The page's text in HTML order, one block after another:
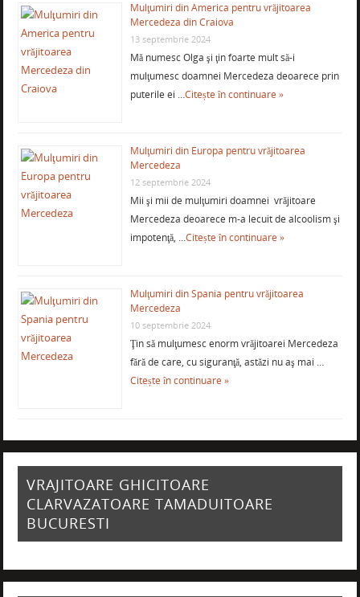
Mulţumiri din America pentru vrăjitoarea
Mercedeza din Craiova
13 septembrie 2024
Mă numesc Olga şi ţin foarte mult să-i
mulţumesc doamnei Mercedeza deoarece prin
puterile ei …Citește în continuare »
Mulţumiri din Europa pentru vrăjitoarea
Mercedeza
12 septembrie 2024
Mii şi mii de mulţumiri doamnei vrăjitoare
Mercedeza deoarece m-a lecuit de alcoolism şi
impotenţă, …Citește în continuare »
Mulţumiri din Spania pentru vrăjitoarea
Mercedeza
10 septembrie 2024
Ţin să mulţumesc enorm vrăjitoarei Mercedeza
fără de care, cu siguranţă, astăzi nu aş mai …
Citește în continuare »
VRAJITOARE GHICITOARE
CLARVAZATOARE TAMADUITOARE
BUCURESTI